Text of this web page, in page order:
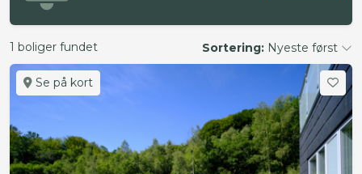
1 boliger fundet Sortering: Nyeste først
Se på kort